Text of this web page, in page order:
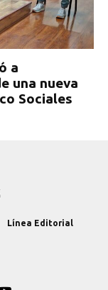
a
una nueva
Sociales
Línea Editorial